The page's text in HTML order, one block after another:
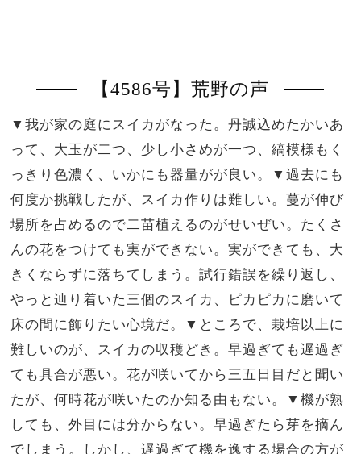
【4586号】荒野の声
▼我が家の庭にスイカがなった。丹誠込めたかいあ
って、大玉が二つ、少し小さめが一つ、縞模様もく
っきり色濃く、いかにも器量がが良い。▼過去にも
何度か挑戦したが、スイカ作りは難しい。蔓が伸び
場所を占めるので二苗植えるのがせいぜい。たくさ
んの花をつけても実ができない。実ができても、大
きくならずに落ちてしまう。試行錯誤を繰り返し、
やっと辿り着いた三個のスイカ、ピカピカに磨いて
床の間に飾りたい心境だ。▼ところで、栽培以上に
難しいのが、スイカの収穫どき。早過ぎても遅過ぎ
ても具合が悪い。花が咲いてから三五日目だと聞い
たが、何時花が咲いたのか知る由もない。▼機が熟
しても、外目には分からない。早過ぎたら芽を摘ん
でしまう。しかし、遅過ぎて機を逸する場合の方が